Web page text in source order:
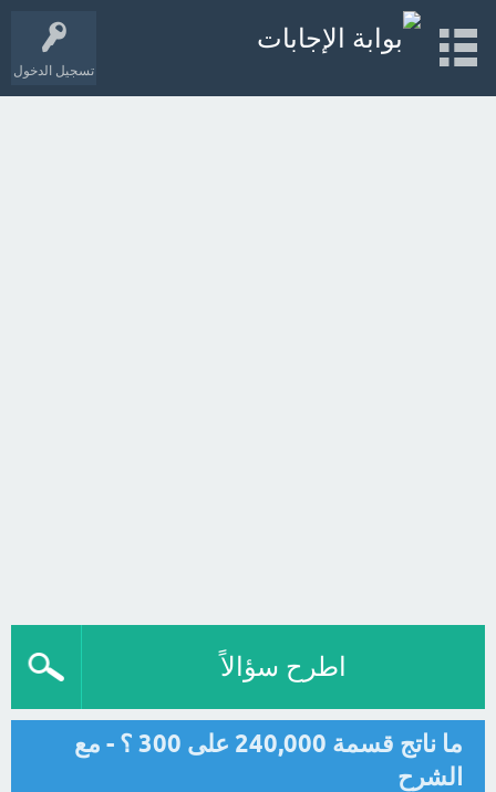
تسجيل الدخول
اطرح سؤالاً
ما ناتج قسمة 240,000 على 300 ؟ - مع
الشرح